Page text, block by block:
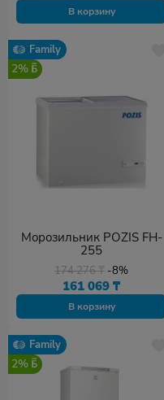
В корзину
Family
2%
Морозильник POZIS FH-
255
174 276₸ -8%
161 069₸
В корзину
Family
2%